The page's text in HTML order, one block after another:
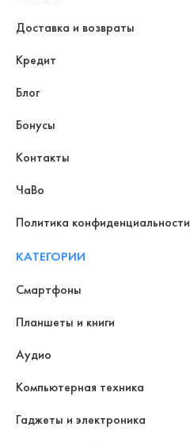
Доставка и возвраты
Кредит
Блог
Бонусы
Контакты
ЧаВо
Политика конфиденциальности
КАТЕГОРИИ
Смартфоны
Планшеты и книги
Аудио
Компьютерная техника
Гаджеты и электроника